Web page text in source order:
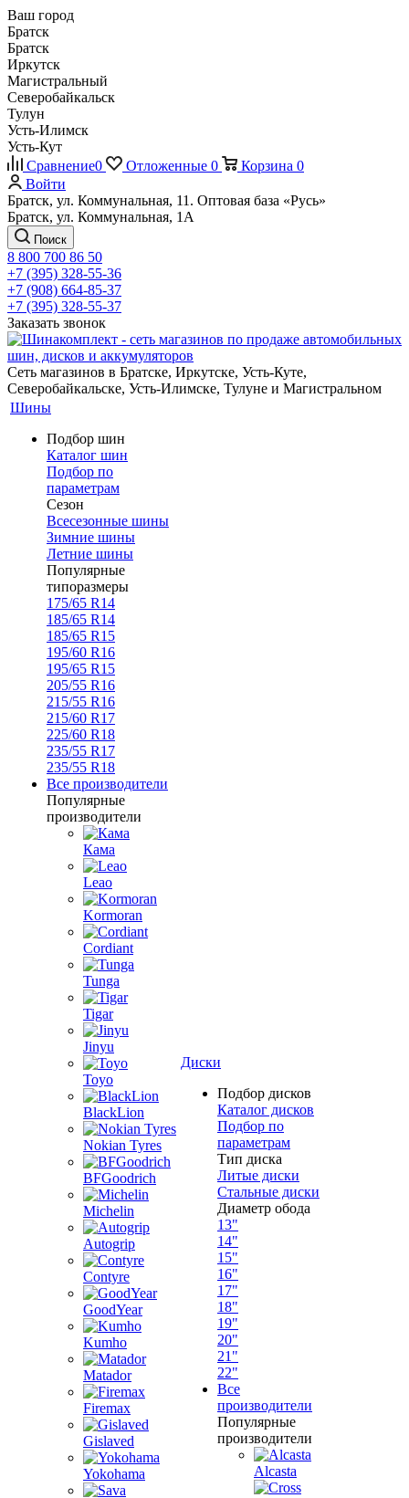
Ваш город
Братск
Братск
Иркутск
Магистральный
Северобайкальск
Тулун
Усть-Илимск
Усть-Кут
Сравнение0 Отложенные 0 Корзина 0
Войти
Братск, ул. Коммунальная, 11. Оптовая база «Русь»
Братск, ул. Коммунальная, 1А
Поиск
8 800 700 86 50
+7 (395) 328-55-36
+7 (908) 664-85-37
+7 (395) 328-55-37
Заказать звонок
Сеть магазинов в Братске, Иркутске, Усть-Куте,
Северобайкальске, Усть-Илимске, Тулуне и Магистральном
Шины
Подбор шин
Каталог шин
Подбор по
параметрам
Сезон
Всесезонные шины
Зимние шины
Летние шины
Популярные
типоразмеры
175/65 R14
185/65 R14
185/65 R15
195/60 R16
195/65 R15
205/55 R16
215/55 R16
215/60 R17
225/60 R18
235/55 R17
235/55 R18
Все производители
Популярные
производители
Кама
Leao
Kormoran
Cordiant
Tunga
Tigar
Jinyu
Toyo
BlackLion
Nokian Tyres
BFGoodrich
Michelin
Autogrip
Contyre
GoodYear
Kumho
Matador
Firemax
Gislaved
Yokohama
Диски
Подбор дисков
Каталог дисков
Подбор по
параметрам
Тип диска
Литые диски
Стальные диски
Диаметр обода
13"
14"
15"
16"
17"
18"
19"
20"
21"
22"
Все
производители
Популярные
производители
Alcasta